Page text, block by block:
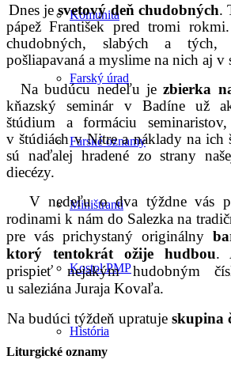
Komunita
Farský úrad
Farské oznamy
Miništranti
Kostol PMP
História
Dnes jesvetový deň chudobných.
pápež František pred tromi
chudobných, slabých a
pošliapavaná a myslime na nich aj
Na budúcu nedeľu jezbierka
kňazský seminár v Badíne už
štúdium a formáciu
v štúdiách v Nitre a náklady na ich
sú naďalej hradené zo strany
diecézy.
V nedeľu o dva týždne vás
rodinami k nám do Salezka na
pre vás prichystaný originálny
ktorý tentokrát ožije hudbou.
prispieť nejakým hudobným
u saleziána Juraja Kovaľa.
Na budúci týždeň upratuje skupina
Liturgické oznamy